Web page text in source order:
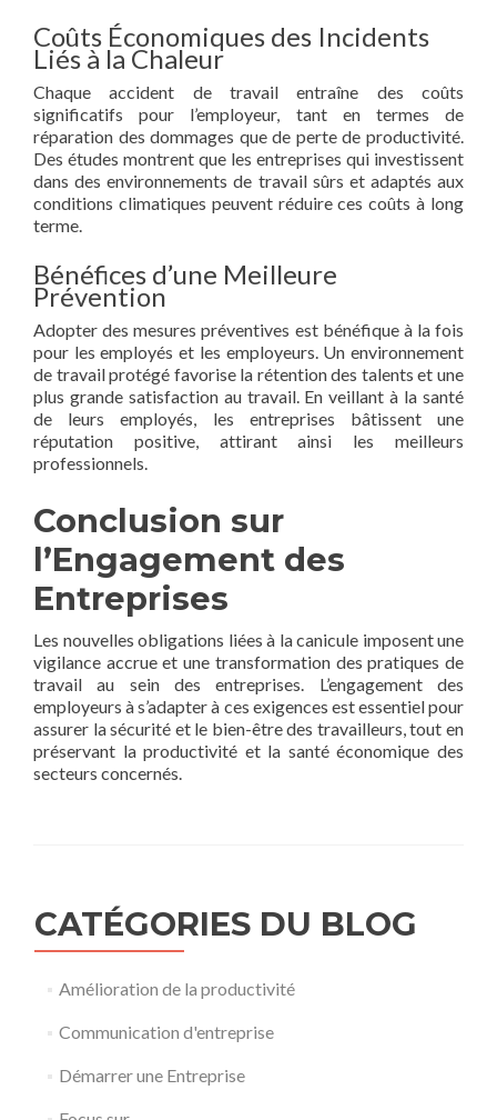
Coûts Économiques des Incidents
Liés à la Chaleur
Chaque accident de travail entraîne des coûts
significatifs pour l’employeur, tant en termes de
réparation des dommages que de perte de productivité.
Des études montrent que les entreprises qui investissent
dans des environnements de travail sûrs et adaptés aux
conditions climatiques peuvent réduire ces coûts à long
terme.
Bénéfices d’une Meilleure
Prévention
Adopter des mesures préventives est bénéfique à la fois
pour les employés et les employeurs. Un environnement
de travail protégé favorise la rétention des talents et une
plus grande satisfaction au travail. En veillant à la santé
de leurs employés, les entreprises bâtissent une
réputation positive, attirant ainsi les meilleurs
professionnels.
Conclusion sur
l’Engagement des
Entreprises
Les nouvelles obligations liées à la canicule imposent une
vigilance accrue et une transformation des pratiques de
travail au sein des entreprises. L’engagement des
employeurs à s’adapter à ces exigences est essentiel pour
assurer la sécurité et le bien-être des travailleurs, tout en
préservant la productivité et la santé économique des
secteurs concernés.
CATÉGORIES DU BLOG
Amélioration de la productivité
Communication d'entreprise
Démarrer une Entreprise